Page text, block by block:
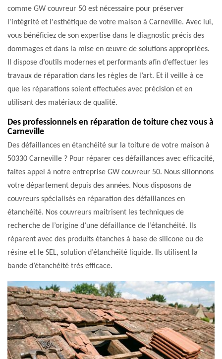
comme GW couvreur 50 est nécessaire pour préserver
l'intégrité et l'esthétique de votre maison à Carneville. Avec lui,
vous bénéficiez de son expertise dans le diagnostic précis des
dommages et dans la mise en œuvre de solutions appropriées.
Il dispose d’outils modernes et performants afin d’effectuer les
travaux de réparation dans les règles de l’art. Et il veille à ce
que les réparations soient effectuées avec précision et en
utilisant des matériaux de qualité.
Des professionnels en réparation de toiture chez vous à
Carneville
Des défaillances en étanchéité sur la toiture de votre maison à
50330 Carneville ? Pour réparer ces défaillances avec efficacité,
faites appel à notre entreprise GW couvreur 50. Nous sillonnons
votre département depuis des années. Nous disposons de
couvreurs spécialisés en réparation des défaillances en
étanchéité. Nos couvreurs maitrisent les techniques de
recherche de l’origine d’une défaillance de l’étanchéité. Ils
réparent avec des produits étanches à base de silicone ou de
résine et le SEL, solution d’étanchéité liquide. Ils utilisent la
bande d’étanchéité très efficace.